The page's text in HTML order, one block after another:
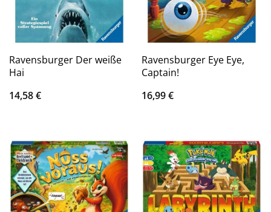
Ravensburger Der weiße
Hai
14,58€
Ravensburger Eye Eye,
Captain!
16,99€